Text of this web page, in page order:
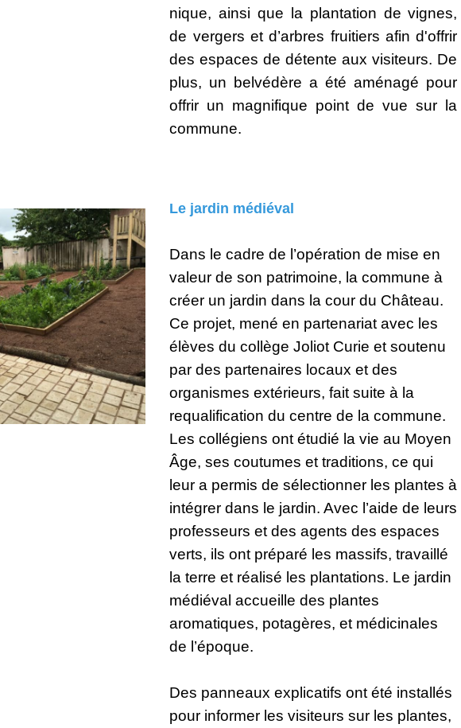
nique, ainsi que la plantation de vignes,
de vergers et d’arbres fruitiers afin d'offrir
des espaces de détente aux visiteurs. De
plus, un belvédère a été aménagé pour
offrir un magnifique point de vue sur la
commune.
Le jardin médiéval
Dans le cadre de l’opération de mise en
valeur de son patrimoine, la commune à
créer un jardin dans la cour du Château.
Ce projet, mené en partenariat avec les
élèves du collège Joliot Curie et soutenu
par des partenaires locaux et des
organismes extérieurs, fait suite à la
requalification du centre de la commune.
Les collégiens ont étudié la vie au Moyen
Âge, ses coutumes et traditions, ce qui
leur a permis de sélectionner les plantes à
intégrer dans le jardin. Avec l’aide de leurs
professeurs et des agents des espaces
verts, ils ont préparé les massifs, travaillé
la terre et réalisé les plantations. Le jardin
médiéval accueille des plantes
aromatiques, potagères, et médicinales
de l’époque.
Des panneaux explicatifs ont été installés
pour informer les visiteurs sur les plantes,